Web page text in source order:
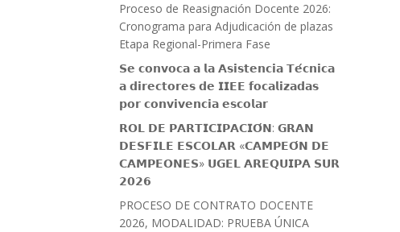
Proceso de Reasignación Docente 2026:
Cronograma para Adjudicación de plazas
Etapa Regional-Primera Fase
𝗦𝗲 𝗰𝗼𝗻𝘃𝗼𝗰𝗮 𝗮 𝗹𝗮 𝗔𝘀𝗶𝘀𝘁𝗲𝗻𝗰𝗶𝗮 𝗧𝗲́𝗰𝗻𝗶𝗰𝗮
𝗮 𝗱𝗶𝗿𝗲𝗰𝘁𝗼𝗿𝗲𝘀 𝗱𝗲 𝗜𝗜𝗘𝗘 𝗳𝗼𝗰𝗮𝗹𝗶𝘇𝗮𝗱𝗮𝘀
𝗽𝗼𝗿 𝗰𝗼𝗻𝘃𝗶𝘃𝗲𝗻𝗰𝗶𝗮 𝗲𝘀𝗰𝗼𝗹𝗮𝗿
𝗥𝗢𝗟 𝗗𝗘 𝗣𝗔𝗥𝗧𝗜𝗖𝗜𝗣𝗔𝗖𝗜𝗢́𝗡: 𝗚𝗥𝗔𝗡
𝗗𝗘𝗦𝗙𝗜𝗟𝗘 𝗘𝗦𝗖𝗢𝗟𝗔𝗥 «𝗖𝗔𝗠𝗣𝗘𝗢́𝗡 𝗗𝗘
𝗖𝗔𝗠𝗣𝗘𝗢𝗡𝗘𝗦» 𝗨𝗚𝗘𝗟 𝗔𝗥𝗘𝗤𝗨𝗜𝗣𝗔 𝗦𝗨𝗥
𝟮𝟬𝟮𝟲
PROCESO DE CONTRATO DOCENTE
2026, MODALIDAD: PRUEBA ÚNICA